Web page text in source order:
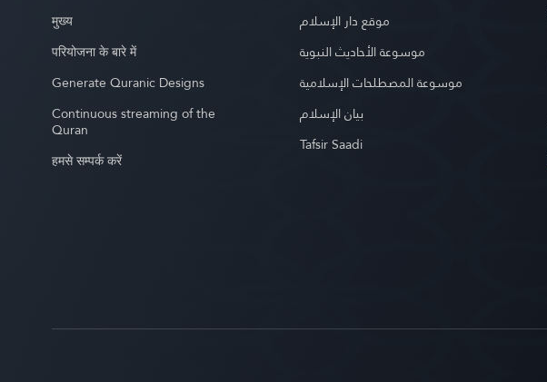
मुख्य
परियोजना के बारे में
Generate Quranic Designs
Continuous streaming of the
Quran
हमसे सम्पर्क करें
موقع دار الإسلام
موسوعة الأحاديث النبوية
موسوعة المصطلحات الإسلامية
بيان الإسلام
Tafsir Saadi